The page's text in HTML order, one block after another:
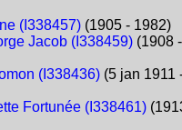
(I338457)(1905 - 1982)
Jacob (I338459)(1908 -
(I338436)(5 jan 1911
Fortunée (I338461)